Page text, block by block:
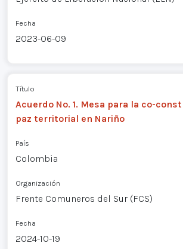
Fecha
2023-06-09
Título
Acuerdo No. 1. Mesa para la co-
paz territorial en Nariño
País
Colombia
Organización
Frente Comuneros del Sur (FCS)
Fecha
2024-10-19